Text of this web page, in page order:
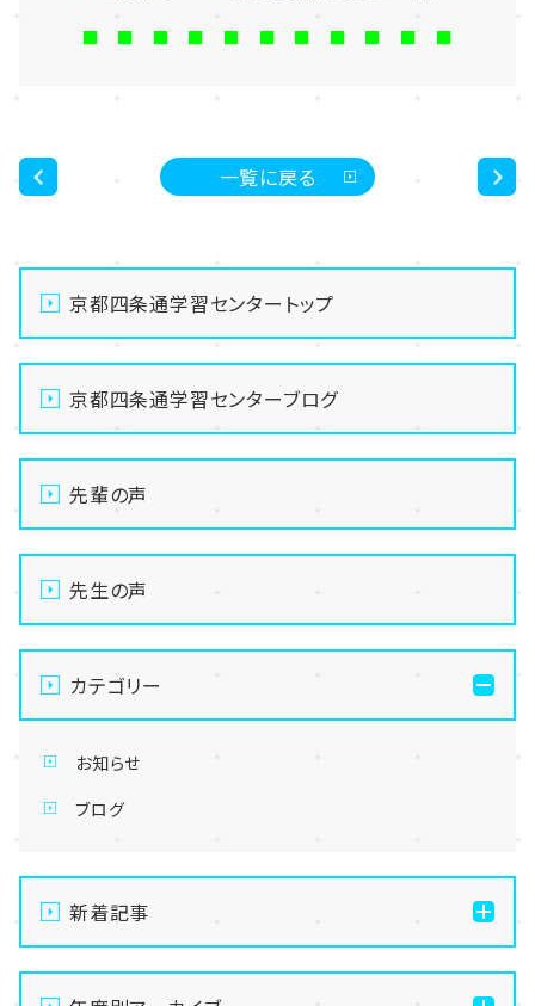
■ ■ ■ ■ ■ ■ ■ ■ ■ ■ ■
一覧に戻る
京都四条通学習センタートップ
京都四条通学習センターブログ
先輩の声
先生の声
カテゴリー
お知らせ
ブログ
新着記事
通信制高校の学習風景